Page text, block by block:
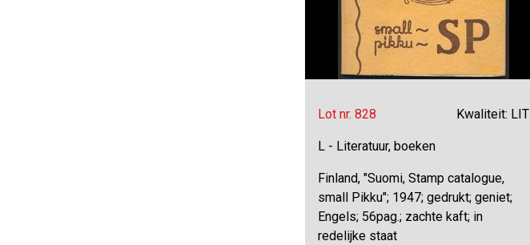
Lot nr. 828 Kwaliteit: LIT
L - Literatuur, boeken
Finland, "Suomi, Stamp catalogue,
small Pikku"; 1947; gedrukt; geniet;
Engels; 56pag.; zachte kaft; in
redelijke staat